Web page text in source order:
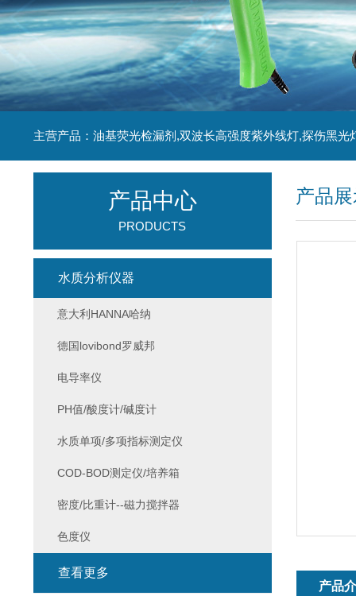
主营产品：油基荧光检漏剂,双波长高强度紫外线灯,探伤黑光
产品
产品
产品中心
PRODUCTS
水质分析仪器
意大利HANNA哈纳
德国lovibond罗威邦
电导率仪
PH值/酸度计/碱度计
水质单项/多项指标测定仪
COD-BOD测定仪/培养箱
密度/比重计--磁力搅拌器
色度仪
查看更多